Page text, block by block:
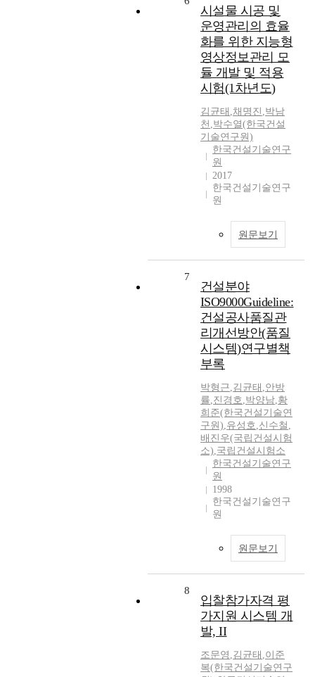
시설물 시공 및
운영관리의 효율
화를 위한 지능형
영상정보관리 모
듈 개발 및 적용
시험(1차년도)
김균태 ,채명진 ,박남
천 ,박수열(한국건설
기술연구원)
한국건설기술연구
원
2017
한국건설기술연구
원
원문보기
7
건설분야
ISO9000Guideline:
건설공사품질관
리개선방안(품질
시스템)연구별책
부록
박형근,김균태 ,안방
률,진경호,박양남,황
희준(한국건설기술연
구원),유성호,신수철 ,
배진우(국립건설시험
소),국립건설시험소
한국건설기술연구
원
1998
한국건설기술연구
원
원문보기
8
입찰참가자격 평
가지원 시스템 개
발, II
조문영 ,김균태 ,이준
복(한국건설기술연구